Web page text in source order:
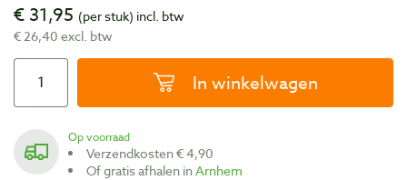
€ 31,95 (per stuk) incl. btw
€ 26,40 excl. btw
In winkelwagen
Op voorraad
Verzendkosten € 4,90
Of gratis afhalen inArnhem